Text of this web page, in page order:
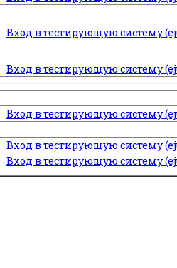
Вход в тестирующую систему
Вход в тестирующую систему
Вход в тестирующую систему
Вход в тестирующую систему
Вход в тестирующую систему